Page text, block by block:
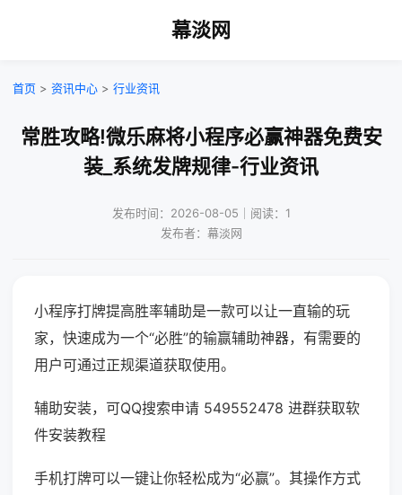
幕淡网
首页 > 资讯中心 > 行业资讯
常胜攻略!微乐麻将小程序必赢神器免费安
装_系统发牌规律-行业资讯
发布时间：2026-08-05｜阅读：1
发布者：幕淡网
小程序打牌提高胜率辅助是一款可以让一直输的玩
家，快速成为一个“必胜”的输赢辅助神器，有需要的
用户可通过正规渠道获取使用。
辅助安装，可QQ搜索申请 549552478 进群获取软
件安装教程
手机打牌可以一键让你轻松成为“必赢”。其操作方式